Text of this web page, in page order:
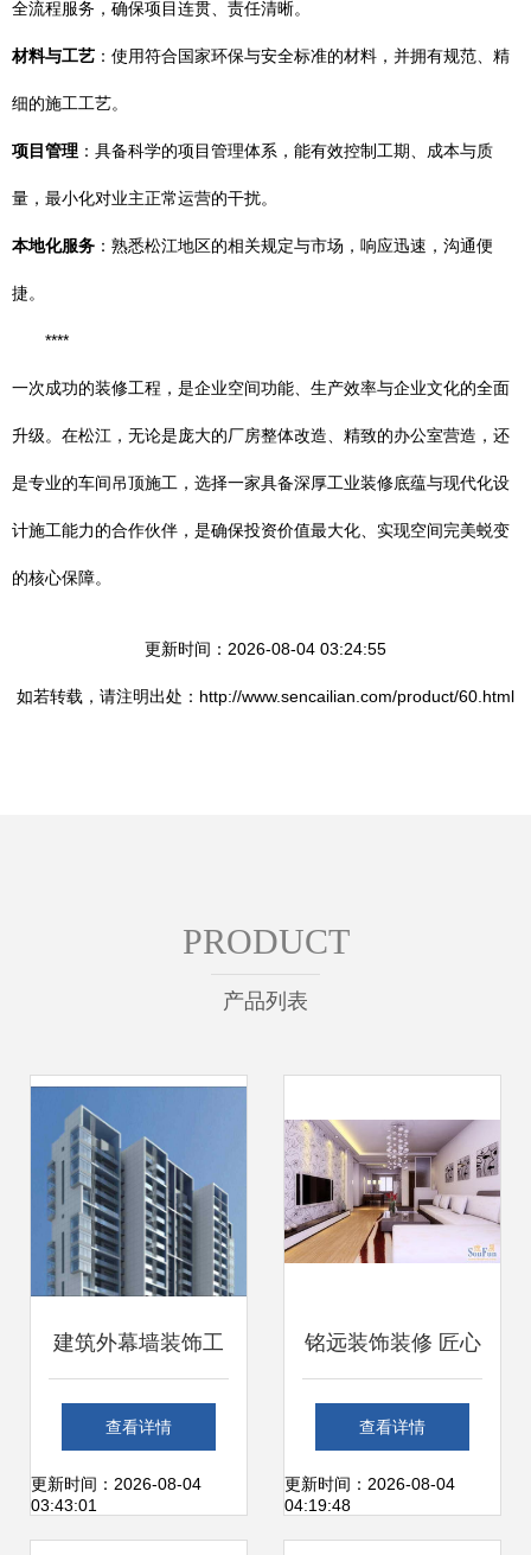
全流程服务，确保项目连贯、责任清晰。
材料与工艺 ：使用符合国家环保与安全标准的材料，并拥有规范、精
细的施工工艺。
项目管理 ：具备科学的项目管理体系，能有效控制工期、成本与质
量，最小化对业主正常运营的干扰。
本地化服务 ：熟悉松江地区的相关规定与市场，响应迅速，沟通便
捷。
****
一次成功的装修工程，是企业空间功能、生产效率与企业文化的全面
升级。在松江，无论是庞大的厂房整体改造、精致的办公室营造，还
是专业的车间吊顶施工，选择一家具备深厚工业装修底蕴与现代化设
计施工能力的合作伙伴，是确保投资价值最大化、实现空间完美蜕变
的核心保障。
更新时间：2026-08-04 03:24:55
如若转载，请注明出处：http://www.sencailian.com/product/60.html
PRODUCT
产品列表
建筑外幕墙装饰工
程 设计与实践的关
键
查看详情
更新时间：2026-08-04
03:43:01
铭远装饰装修 匠心
品质，为您打造理
想家居空间
查看详情
更新时间：2026-08-04
04:19:48